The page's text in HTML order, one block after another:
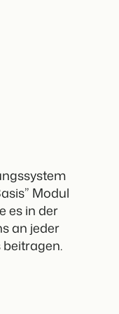
Modul
es in der
an jeder